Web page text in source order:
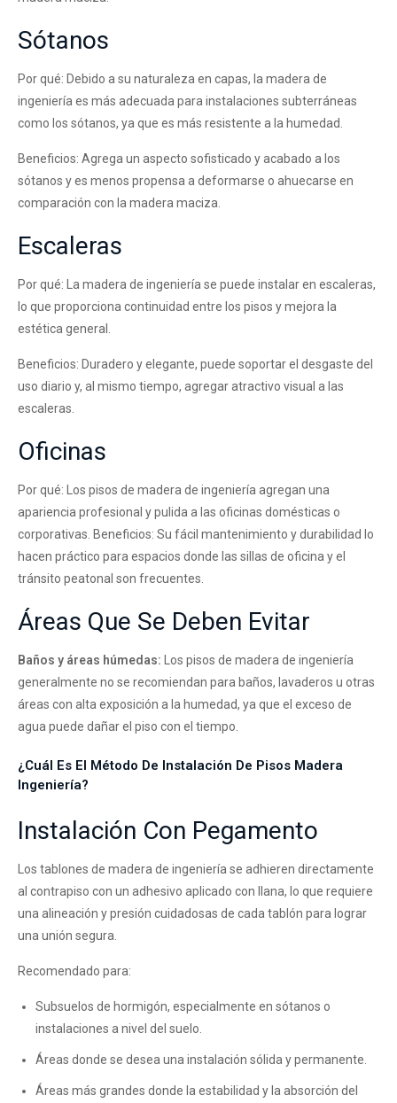
Sótanos
Por qué: Debido a su naturaleza en capas, la madera de
ingeniería es más adecuada para instalaciones subterráneas
como los sótanos, ya que es más resistente a la humedad.
Beneficios: Agrega un aspecto sofisticado y acabado a los
sótanos y es menos propensa a deformarse o ahuecarse en
comparación con la madera maciza.
Escaleras
Por qué: La madera de ingeniería se puede instalar en escaleras,
lo que proporciona continuidad entre los pisos y mejora la
estética general.
Beneficios: Duradero y elegante, puede soportar el desgaste del
uso diario y, al mismo tiempo, agregar atractivo visual a las
escaleras.
Oficinas
Por qué: Los pisos de madera de ingeniería agregan una
apariencia profesional y pulida a las oficinas domésticas o
corporativas. Beneficios: Su fácil mantenimiento y durabilidad lo
hacen práctico para espacios donde las sillas de oficina y el
tránsito peatonal son frecuentes.
Áreas Que Se Deben Evitar
Baños y áreas húmedas: Los pisos de madera de ingeniería
generalmente no se recomiendan para baños, lavaderos u otras
áreas con alta exposición a la humedad, ya que el exceso de
agua puede dañar el piso con el tiempo.
¿Cuál Es El Método De Instalación De Pisos Madera
Ingeniería?
Instalación Con Pegamento
Los tablones de madera de ingeniería se adhieren directamente
al contrapiso con un adhesivo aplicado con llana, lo que requiere
una alineación y presión cuidadosas de cada tablón para lograr
una unión segura.
Recomendado para:
Subsuelos de hormigón, especialmente en sótanos o
instalaciones a nivel del suelo.
Áreas donde se desea una instalación sólida y permanente.
Áreas más grandes donde la estabilidad y la absorción del